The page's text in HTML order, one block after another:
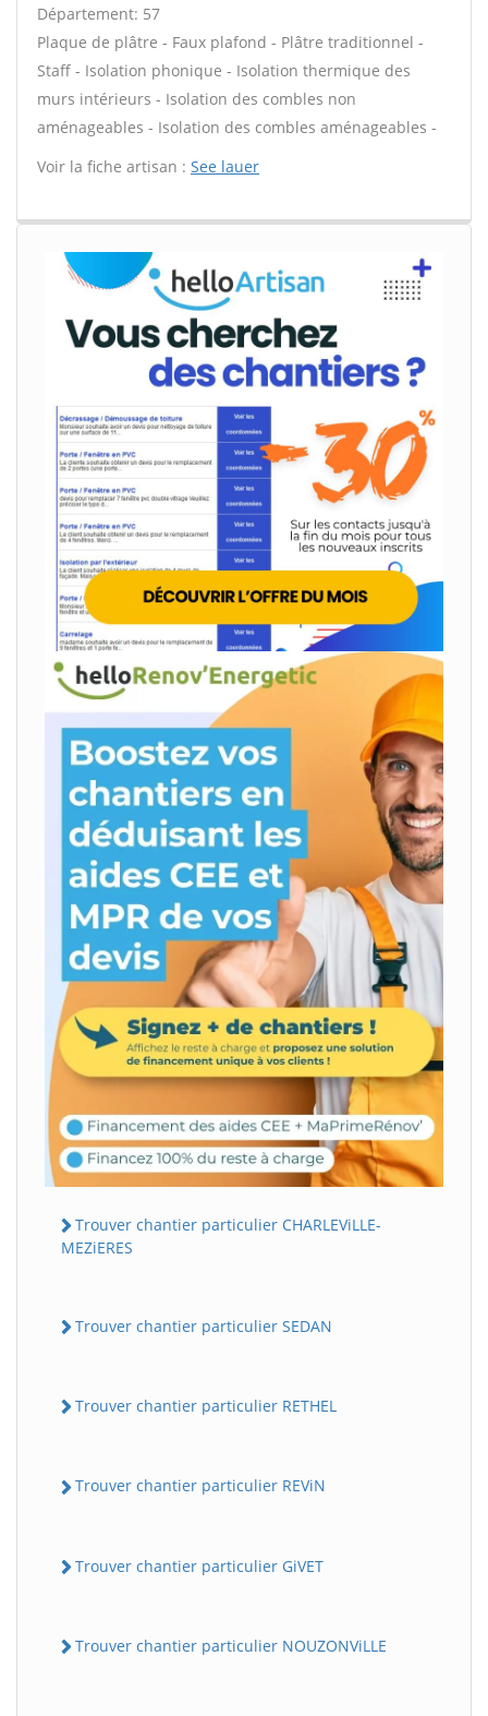
Département: 57
Plaque de plâtre - Faux plafond - Plâtre traditionnel -
Staff - Isolation phonique - Isolation thermique des
murs intérieurs - Isolation des combles non
aménageables - Isolation des combles aménageables -
Voir la fiche artisan : See lauer
Trouver chantier particulier CHARLEViLLE-
MEZiERES
Trouver chantier particulier SEDAN
Trouver chantier particulier RETHEL
Trouver chantier particulier REViN
Trouver chantier particulier GiVET
Trouver chantier particulier NOUZONViLLE